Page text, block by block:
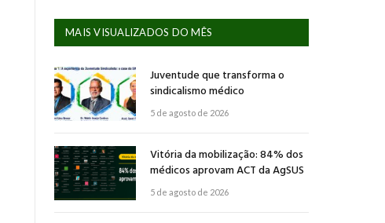
MAIS VISUALIZADOS DO MÊS
Juventude que transforma o
sindicalismo médico
5 de agosto de 2026
Vitória da mobilização: 84% dos
médicos aprovam ACT da AgSUS
5 de agosto de 2026